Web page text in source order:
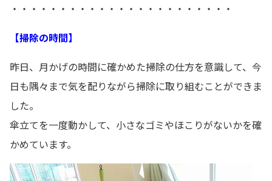
・・・・・・・・・・・・・・・・・・・・・・・
【掃除の時間】
昨日、月かげの時間に確かめた掃除の仕方を意識して、今
日も隅々まで気を配りながら掃除に取り組むことができま
した。
傘立てを一度動かして、小さなゴミやほこりがないかを確
かめています。